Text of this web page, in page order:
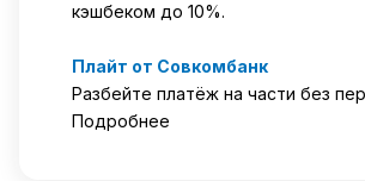
кэшбеком до 10%.
Плайт от Совкомбанк
Разбейте платёж на части без
Подробнее